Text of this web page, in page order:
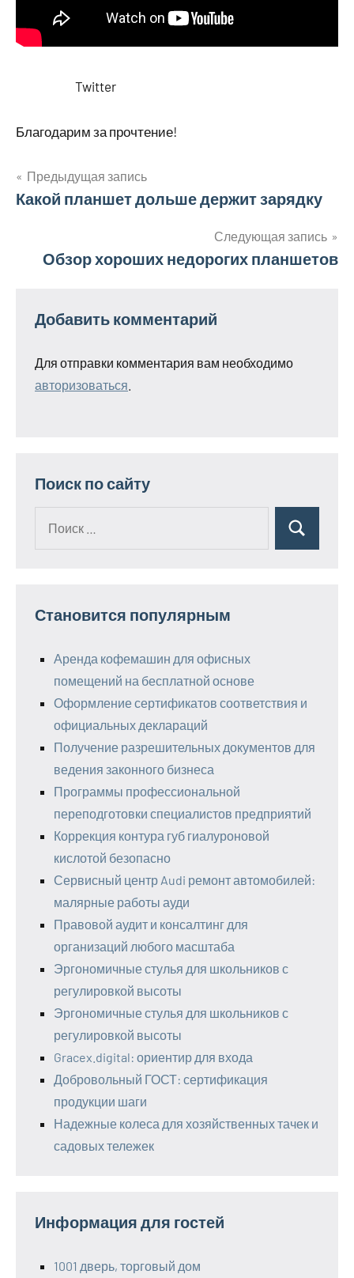
Twitter
Благодарим за прочтение!
Навигация
записям
Предыдущая запись
Какой планшет дольше держит зарядку
Следующая запись
Обзор хороших недорогих планшетов
Добавить комментарий
Для отправки комментария вам необходимо
авторизоваться
Поиск по сайту
Поиск
Становится популярным
Аренда кофемашин для офисных
помещений на бесплатной основе
Оформление сертификатов соответствия и
официальных деклараций
Получение разрешительных документов для
ведения законного бизнеса
Программы профессиональной
переподготовки специалистов предприятий
Коррекция контура губ гиалуроновой
кислотой безопасно
Сервисный центр Audi ремонт автомобилей:
малярные работы ауди
Правовой аудит и консалтинг для
организаций любого масштаба
Эргономичные стулья для школьников с
регулировкой высоты
Эргономичные стулья для школьников с
регулировкой высоты
Gracex.digital: ориентир для входа
Добровольный ГОСТ: сертификация
продукции шаги
Надежные колеса для хозяйственных тачек и
садовых тележек
Информация для гостей
1001 дверь, торговый дом